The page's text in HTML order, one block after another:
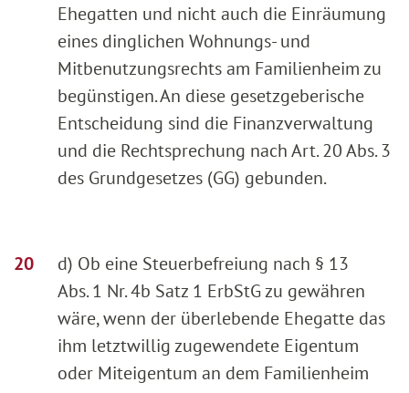
Ehegatten und nicht auch die Einräumung
eines dinglichen Wohnungs- und
Mitbenutzungsrechts am Familienheim zu
begünstigen. An diese gesetzgeberische
Entscheidung sind die Finanzverwaltung
und die Rechtsprechung nach Art. 20 Abs. 3
des Grundgesetzes (GG) gebunden.
d) Ob eine Steuerbefreiung nach § 13
Abs. 1 Nr. 4b Satz 1 ErbStG zu gewähren
wäre, wenn der überlebende Ehegatte das
ihm letztwillig zugewendete Eigentum
oder Miteigentum an dem Familienheim